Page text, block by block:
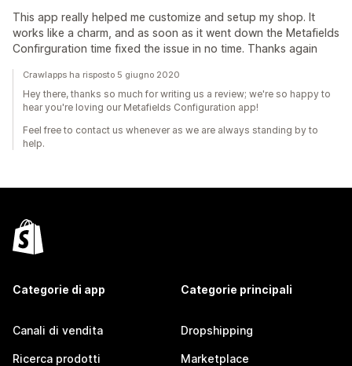
This app really helped me customize and setup my shop. It
works like a charm, and as soon as it went down the Metafields
Confirguration time fixed the issue in no time. Thanks again
Crawlapps ha risposto 5 giugno 2020
Hey there, thanks so much for writing us a review; we're so happy to
hear you're loving our Metafields Configuration app!
Feel free to contact us whenever as we are always standing by to
help.
Categorie di app
Canali di vendita
Ricerca prodotti
Categorie principali
Dropshipping
Marketplace